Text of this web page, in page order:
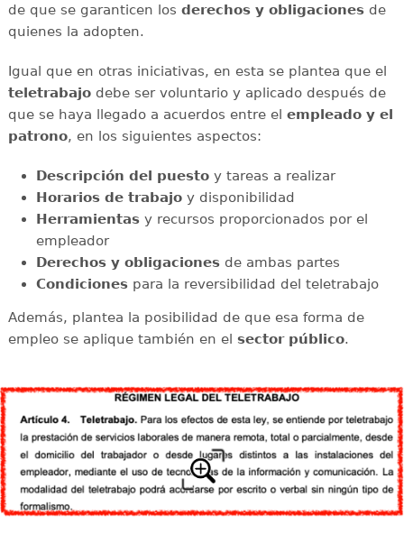
de que se garanticen los derechos y obligacionesde
quienes la adopten.
Igual que en otras iniciativas, en esta se plantea que el
teletrabajodebe ser voluntario y aplicado después de
que se haya llegado a acuerdos entre el empleado y el
patrono, en los siguientes aspectos:
Descripción del puesto y tareas a realizar
Horarios de trabajo y disponibilidad
Herramientas y recursos proporcionados por el
empleador
Derechos y obligaciones de ambas partes
Condiciones para la reversibilidad del teletrabajo
Además, plantea la posibilidad de que esa forma de
empleo se aplique también en el sector público.